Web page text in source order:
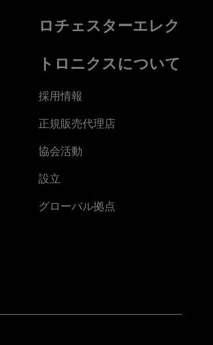
ロチェスターエレク
トロニクスについて
採用情報
正規販売代理店
協会活動
設立
グローバル拠点